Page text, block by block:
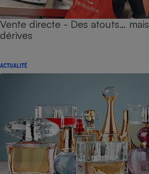
Vente directe - Des atouts…
dérives
ACTUALITÉ